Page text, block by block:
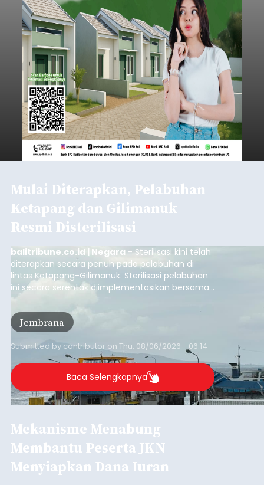
Mulai Diterapkan, Pelabuhan
Ketapang dan Gilimanuk
Resmi Disterilisasi
balitribune.co.id | Negara - Sterilisasi kini telah
diterapkan secara penuh pada pelabuhan di
lintas Ketapang-Gilimanuk. Sterilisasi pelabuhan
ini secara serentak diimplementasikan bersama
empat pelabuhan utama lainnya, yakni
Pelabuhan Merak, Bakauheni, Kayangan, dan
Lembar pada Rabu (5/8/2026).
Jembrana
Submitted by contributor on Thu, 08/06/2026 - 06:14
Baca Selengkapnya
Mekanisme Menabung
Membantu Peserta JKN
Menyiapkan Dana Iuran